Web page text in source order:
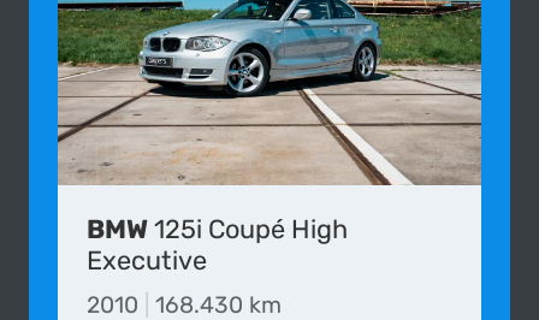
BMW 125i Coupé High
Executive
2010 168.430 km